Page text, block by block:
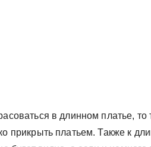
в длинном платье,
прикрыть платьем. Также к